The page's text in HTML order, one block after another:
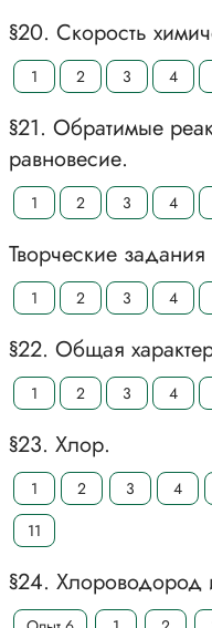
§20. Скорость
1 2 3 4
§21. Обратимые
равновесие.
1 2 3 4
Творческие задания
1 2 3 4
§22. Общая
1 2 3 4
§23. Хлор.
1 2 3 4
11
§24. Хлороводород